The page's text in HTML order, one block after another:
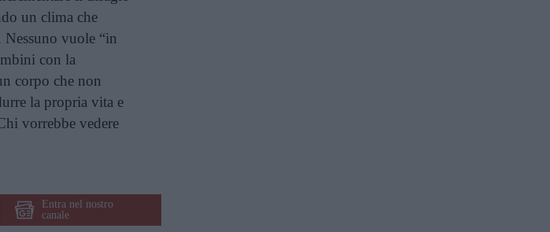
un clima che
Nessuno vuole “in
con la
corpo che non
la propria vita e
vorrebbe vedere
Entra nel nostro
canale